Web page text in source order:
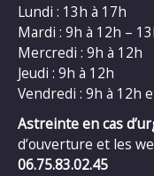
Lundi : 13h à 17h
Mardi : 9h à 12h –
Mercredi : 9h à 12h
Jeudi : 9h à 12h
Vendredi : 9h à 12h
Astreinte en cas
d’ouverture et les
06.75.83.02.45